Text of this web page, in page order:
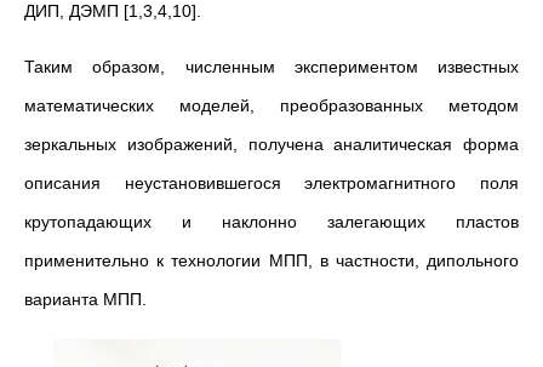
ДИП, ДЭМП [1,3,4,10].
Таким образом, численным экспериментом известных
математических моделей, преобразованных методом
зеркальных изображений, получена аналитическая форма
описания неустановившегося электромагнитного поля
крутопадающих и наклонно залегающих пластов
применительно к технологии МПП, в частности, дипольного
варианта МПП.